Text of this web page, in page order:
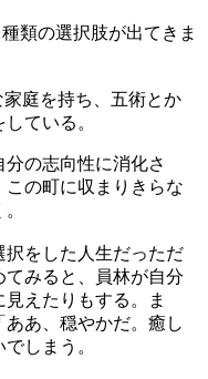
類の選択肢が出てきま
庭を持ち、五術とか
ている。
の志向性に消化さ
の町に収まりきらな
をした人生だっただ
みると、員林が自分
えたりもする。ま
あ、穏やかだ。癒し
しまう。